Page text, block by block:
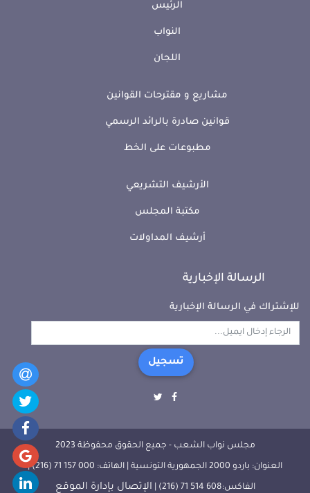
الرئيس
النواب
اللجان
مشاريع و مقترحات القوانين
قوانين صادرة بالرائد الرسمي
مطبوعات على الخط
الأرشيف التشريعي
مكتبة المجلس
أرشيف المداولات
الرسالة الإخبارية
للإشتراك في الرسالة الإخبارية
تسجيل
مجلس نواب الشعب - جميع الحقوق محفوظة 2023
العنوان: باردو 2000 الجمهورية التونسية | الهاتف: 000 157 71 (216) |
الفاكس:608 514 71 (216) | الإتصال بإدارة الموقع